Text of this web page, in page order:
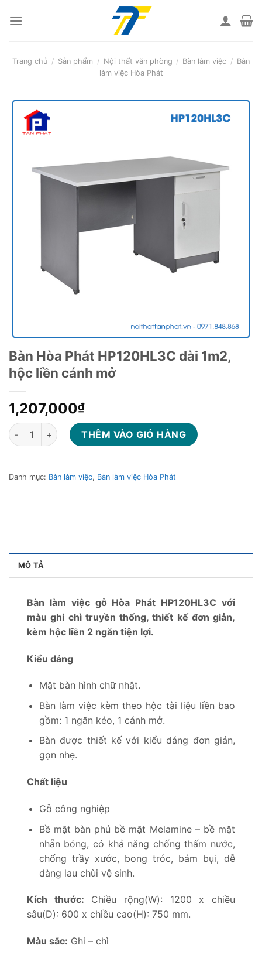
Trang chủ / Sản phẩm / Nội thất văn phòng / Bàn làm việc / Bàn
làm việc Hòa Phát
Bàn Hòa Phát HP120HL3C dài 1m2,
hộc liền cánh mở
1,207,000₫
Bàn Hòa Phát HP120HL3C dài 1m2, hộc liền cánh mở số lượng
THÊM VÀO GIỎ HÀNG
Danh mục: Bàn làm việc, Bàn làm việc Hòa Phát
MÔ TẢ
Bàn làm việc gỗ Hòa Phát HP120HL3C với
màu ghi chì truyền thống, thiết kế đơn giản,
kèm hộc liền 2 ngăn tiện lợi.
Kiểu dáng
Mặt bàn hình chữ nhật.
Bàn làm việc kèm theo hộc tài liệu liền bao
gồm: 1 ngăn kéo, 1 cánh mở.
Bàn được thiết kế với kiểu dáng đơn giản,
gọn nhẹ.
Chất liệu
Gỗ công nghiệp
Bề mặt bàn phủ bề mặt Melamine – bề mặt
nhẵn bóng, có khả năng chống thấm nước,
chống trầy xước, bong tróc, bám bụi, dễ
dàng lau chùi vệ sinh.
Kích thước: Chiều rộng(W): 1200 x chiều
sâu(D): 600 x chiều cao(H): 750 mm.
Màu sắc: Ghi – chì